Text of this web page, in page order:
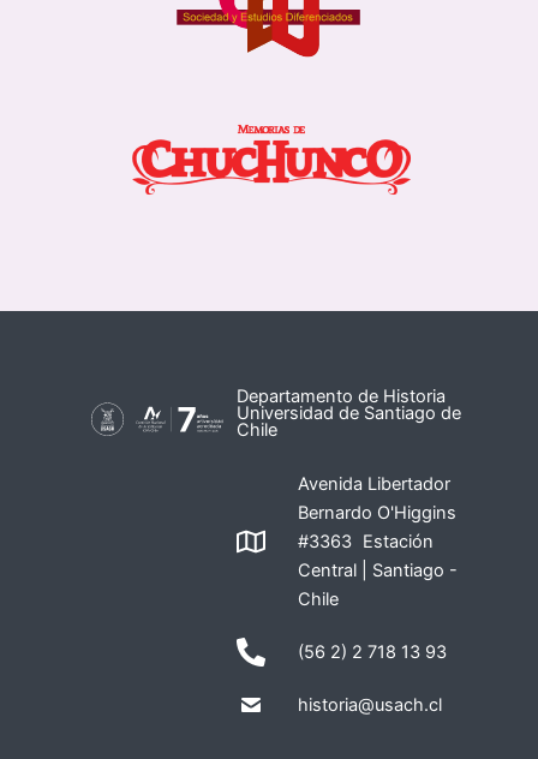
Departamento de Historia
Universidad de Santiago de
Chile
Avenida Libertador
Bernardo O'Higgins
#3363 Estación
Central | Santiago -
Chile
(56 2) 2 718 13 93
historia@usach.cl